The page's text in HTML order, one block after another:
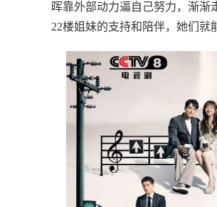
晖靠外部动力逼自己努力，渐
22楼姐妹的支持和陪伴，她们就